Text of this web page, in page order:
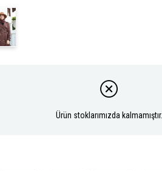
Ürün stoklarımızda kalmamıştır.